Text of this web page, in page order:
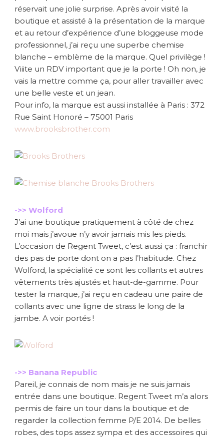
réservait une jolie surprise. Après avoir visité la
boutique et assisté à la présentation de la marque
et au retour d’expérience d’une bloggeuse mode
professionnel, j’ai reçu une superbe chemise
blanche – emblème de la marque. Quel privilège !
Viiite un RDV important que je la porte ! Oh non, je
vais la mettre comme ça, pour aller travailler avec
une belle veste et un jean.
Pour info, la marque est aussi installée à Paris : 372
Rue Saint Honoré – 75001 Paris
www.brooksbrother.com
->> Wolford
J’ai une boutique pratiquement à côté de chez
moi mais j’avoue n’y avoir jamais mis les pieds.
L’occasion de Regent Tweet, c’est aussi ça : franchir
des pas de porte dont on a pas l’habitude. Chez
Wolford, la spécialité ce sont les collants et autres
vêtements très ajustés et haut-de-gamme. Pour
tester la marque, j’ai reçu en cadeau une paire de
collants avec une ligne de strass le long de la
jambe. A voir portés !
->> Banana Republic
Pareil, je connais de nom mais je ne suis jamais
entrée dans une boutique. Regent Tweet m’a alors
permis de faire un tour dans la boutique et de
regarder la collection femme P/E 2014. De belles
robes, des tops assez sympa et des accessoires qui